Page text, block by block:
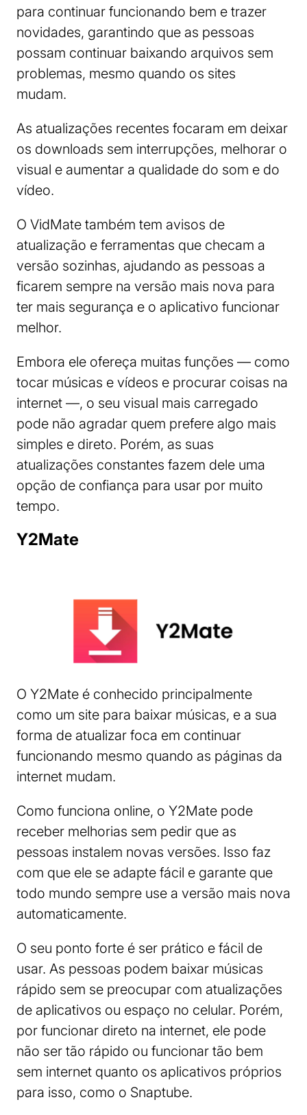
para continuar funcionando bem e trazer
novidades, garantindo que as pessoas
possam continuar baixando arquivos sem
problemas, mesmo quando os sites
mudam.
As atualizações recentes focaram em deixar
os downloads sem interrupções, melhorar o
visual e aumentar a qualidade do som e do
vídeo.
O VidMate também tem avisos de
atualização e ferramentas que checam a
versão sozinhas, ajudando as pessoas a
ficarem sempre na versão mais nova para
ter mais segurança e o aplicativo funcionar
melhor.
Embora ele ofereça muitas funções — como
tocar músicas e vídeos e procurar coisas na
internet —, o seu visual mais carregado
pode não agradar quem prefere algo mais
simples e direto. Porém, as suas
atualizações constantes fazem dele uma
opção de confiança para usar por muito
tempo.
Y2Mate
O Y2Mate é conhecido principalmente
como um site para baixar músicas, e a sua
forma de atualizar foca em continuar
funcionando mesmo quando as páginas da
internet mudam.
Como funciona online, o Y2Mate pode
receber melhorias sem pedir que as
pessoas instalem novas versões. Isso faz
com que ele se adapte fácil e garante que
todo mundo sempre use a versão mais nova
automaticamente.
O seu ponto forte é ser prático e fácil de
usar. As pessoas podem baixar músicas
rápido sem se preocupar com atualizações
de aplicativos ou espaço no celular. Porém,
por funcionar direto na internet, ele pode
não ser tão rápido ou funcionar tão bem
sem internet quanto os aplicativos próprios
para isso, como o Snaptube.